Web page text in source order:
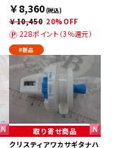
￥8,360(税込)
￥10,450 20%OFF
228ポイント（3％還元）
#新品
取り寄せ商品
クリスティアワカサギタナハ